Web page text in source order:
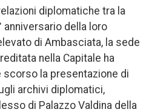
diplomatiche tra la
anniversario della loro
di Ambasciata, la sede
nella Capitale ha
la presentazione di
archivi diplomatici,
di Palazzo Valdina della